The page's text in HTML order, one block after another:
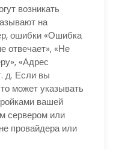
возникать
на
ошибки «Ошибка
отвечает», «Не
«Адрес
д. Если вы
может указывать
вашей
сервером или
провайдера или